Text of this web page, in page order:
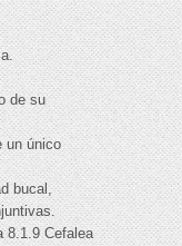
de su
un único
bucal,
8.1.9 Cefalea